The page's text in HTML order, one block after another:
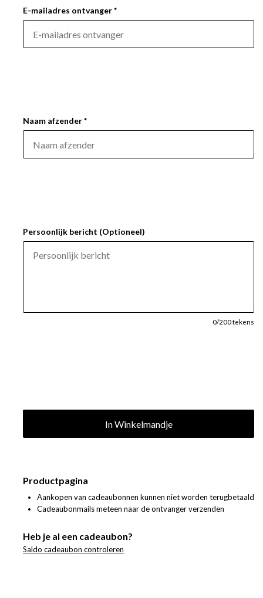
E-mailadres ontvanger *
Naam afzender *
Persoonlijk bericht (Optioneel)
0/200 tekens
Productpagina
Aankopen van cadeaubonnen kunnen niet worden terugbetaald
Cadeaubonmails meteen naar de ontvanger verzenden
Heb je al een cadeaubon?
Saldo cadeaubon controleren